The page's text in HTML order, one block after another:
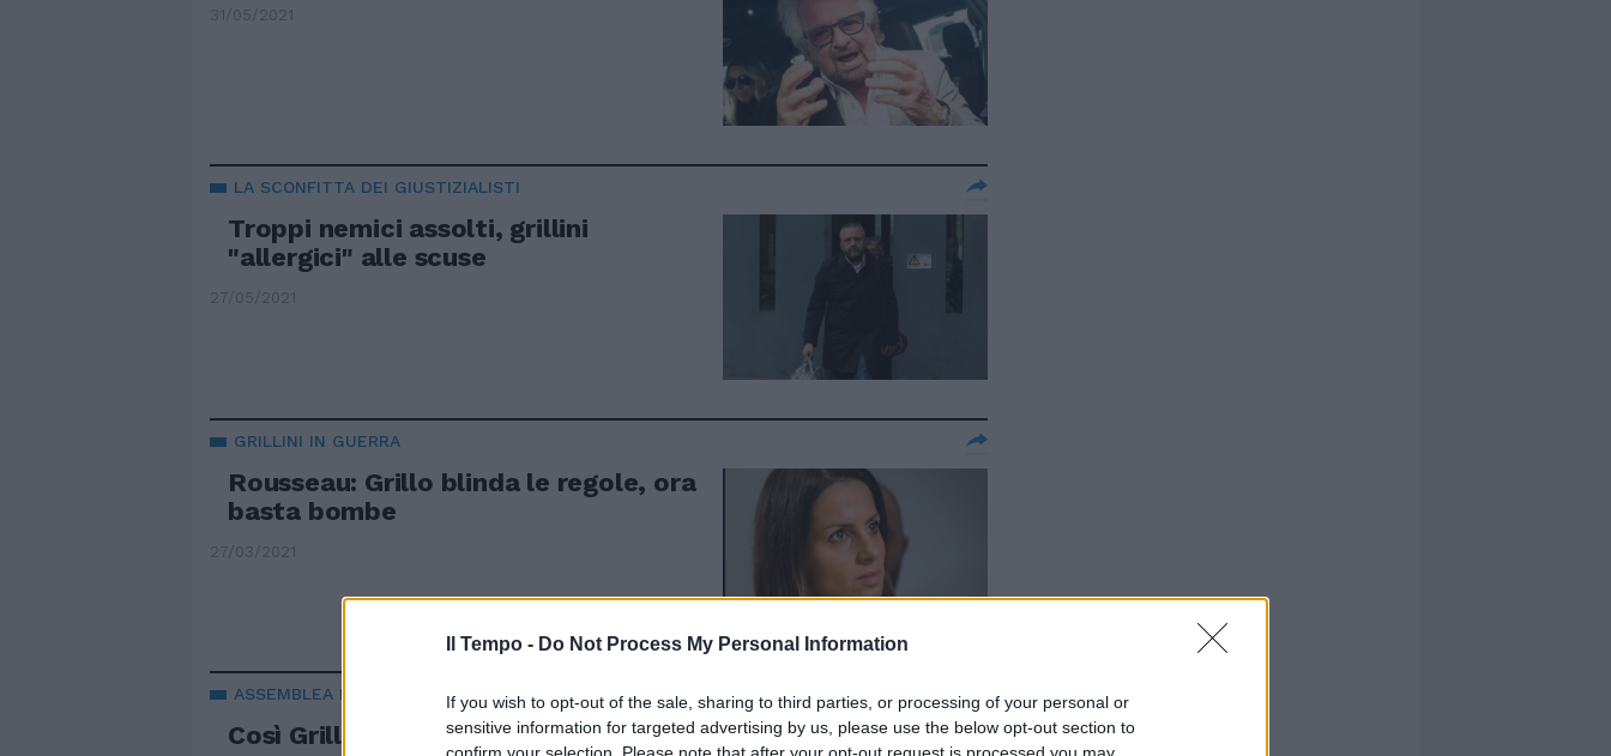
Il Tempo - Do Not Process My Personal Information
If you wish to opt-out of the sale, sharing to third parties, or processing of your personal or
sensitive information for targeted advertising by us, please use the below opt-out section to
confirm your selection. Please note that after your opt-out request is processed you may
31/05/2021
LA SCONFITTA DEI GIUSTIZIALISTI
Troppi nemici assolti, grillini
"allergici" alle scuse
27/05/2021
GRILLINI IN GUERRA
Rousseau: Grillo blinda le regole, ora
basta bombe
27/03/2021
ASSEMBLEA M5S
Così Grillo sfotte i suoi parlamentari